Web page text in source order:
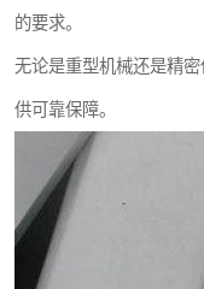
的要求。
无论是重型机械还是精
供可靠保障。